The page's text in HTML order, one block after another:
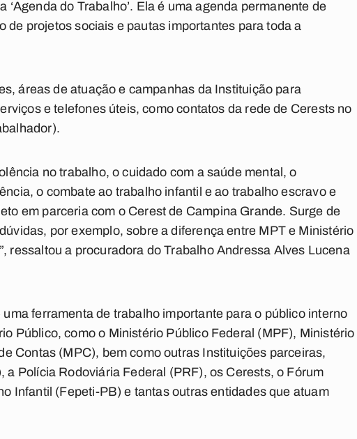
do Trabalho’. Ela é uma agenda permanente de
projetos sociais e pautas importantes para toda a
áreas de atuação e campanhas da Instituição para
e telefones úteis, como contatos da rede de Cerests no
no trabalho, o cuidado com a saúde mental, o
o combate ao trabalho infantil e ao trabalho escravo e
em parceria com o Cerest de Campina Grande. Surge de
por exemplo, sobre a diferença entre MPT e Ministério
ressaltou a procuradora do Trabalho Andressa Alves Lucena
ferramenta de trabalho importante para o público interno
Público, como o Ministério Público Federal (MPF), Ministério
Contas (MPC), bem como outras Instituições parceiras,
Polícia Rodoviária Federal (PRF), os Cerests, o Fórum
Infantil (Fepeti-PB) e tantas outras entidades que atuam